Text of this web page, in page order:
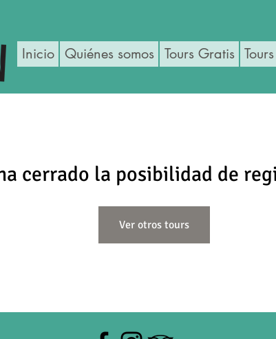
Inicio Quiénes somos Tours Gratis
cerrado la posibilidad de
Ver otros tours